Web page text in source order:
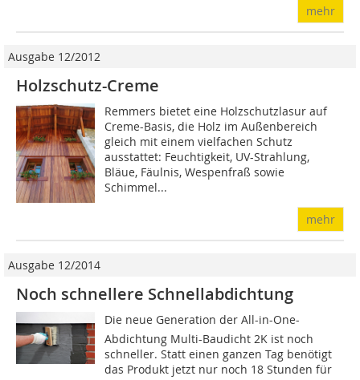
mehr
Ausgabe 12/2012
Holzschutz-Creme
Remmers bietet eine Holzschutzlasur auf
Creme-Basis, die Holz im Außenbereich
gleich mit einem vielfachen Schutz
ausstattet: Feuchtigkeit, UV-Strahlung,
Bläue, Fäulnis, Wespenfraß sowie
Schimmel...
mehr
Ausgabe 12/2014
Noch schnellere Schnellabdichtung
Die neue Generation der All-in-One-
Abdichtung Multi-Baudicht 2K ist noch
schneller. Statt einen ganzen Tag benötigt
das Produkt jetzt nur noch 18 Stunden für